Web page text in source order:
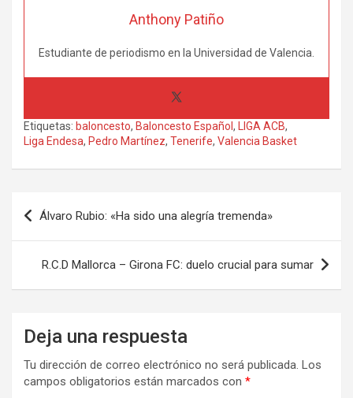
Anthony Patiño
Estudiante de periodismo en la Universidad de Valencia.
Etiquetas: baloncesto, Baloncesto Español , LIGA ACB,
Liga Endesa, Pedro Martínez, Tenerife, Valencia Basket
Navegación
de
entradas
Álvaro Rubio: «Ha sido una alegría tremenda»
R.C.D Mallorca – Girona FC: duelo crucial para sumar
Deja una respuesta
Tu dirección de correo electrónico no será publicada. Los
campos obligatorios están marcados con *